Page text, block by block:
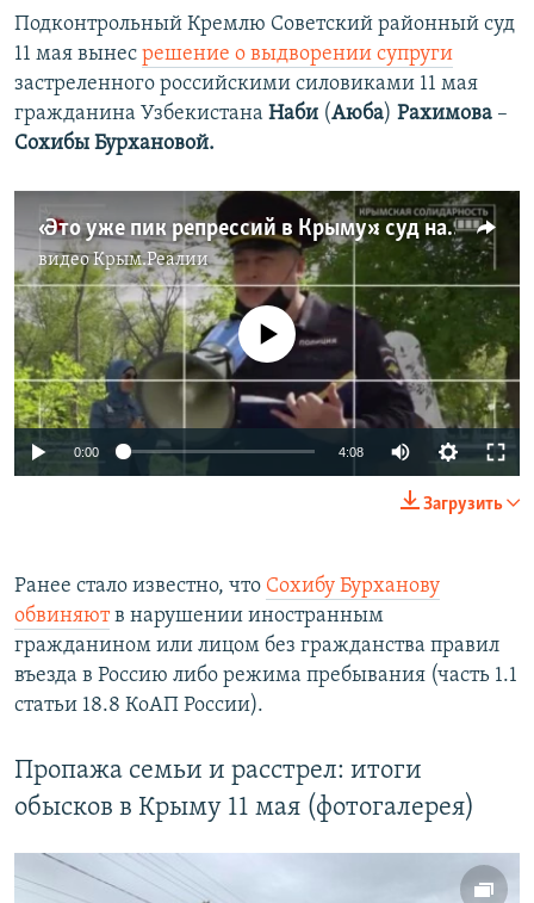
Подконтрольный Кремлю Советский районный суд
11 мая вынес решение о выдворении супруги
застреленного российскими силовиками 11 мая
гражданина Узбекистана Наби (Аюба) Рахимова –
Сохибы Бурхановой.
«Это уже пик репрессий в Крыму»: суд над супругой убитого гражданина Узбекистана – Сохибой Бурхановой (видео)
видеоКрым.Реалии
720p 1080p
No media source currently available
0:00 4:08
240p
1080p
Загрузить
Ранее стало известно, что Сохибу Бурханову
обвиняютв нарушении иностранным
гражданином или лицом без гражданства правил
въезда в Россию либо режима пребывания (часть 1.1
статьи 18.8 КоАП России).
Пропажа семьи и расстрел: итоги
обысков в Крыму 11 мая (фотогалерея)